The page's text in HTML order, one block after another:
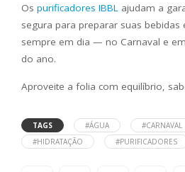
Os purificadores IBBL ajudam a
segura para preparar suas bebidas
sempre em dia — no Carnaval e
do ano.
Aproveite a folia com equilíbrio,
TAGS #ÁGUA #CARNAVAL
#HIDRATAÇÃO
#PURIFICADORES